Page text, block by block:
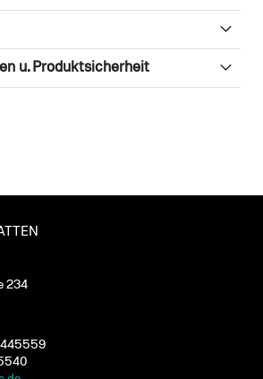
u. Produktsicherheit
234